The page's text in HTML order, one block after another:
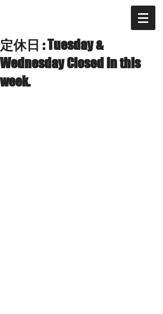
定休日 : Tuesday &
Wednesday Closed in this
week.